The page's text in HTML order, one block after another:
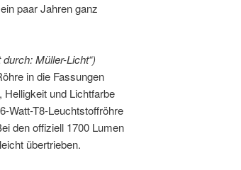
paar Jahren ganz
durch: Müller-Licht“)
in die Fassungen
und Lichtfarbe
Watt-T8-Leuchtstoffröhre
den offiziell 1700 Lumen
übertrieben.